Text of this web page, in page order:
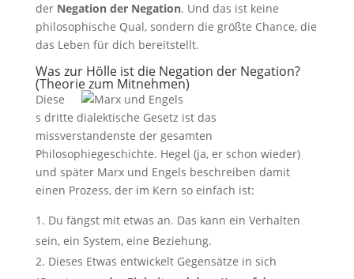
der Negation der Negation. Und das ist keine
philosophische Qual, sondern die größte Chance, die
das Leben für dich bereitstellt.
Was zur Hölle ist die Negation der Negation?
(Theorie zum Mitnehmen)
Diese
s dritte dialektische Gesetz ist das
missverstandenste der gesamten
Philosophiegeschichte. Hegel (ja, er schon wieder)
und später Marx und Engels beschreiben damit
einen Prozess, der im Kern so einfach ist:
Du fängst mit etwas an. Das kann ein Verhalten
sein, ein System, eine Beziehung.
Dieses Etwas entwickelt Gegensätze in sich